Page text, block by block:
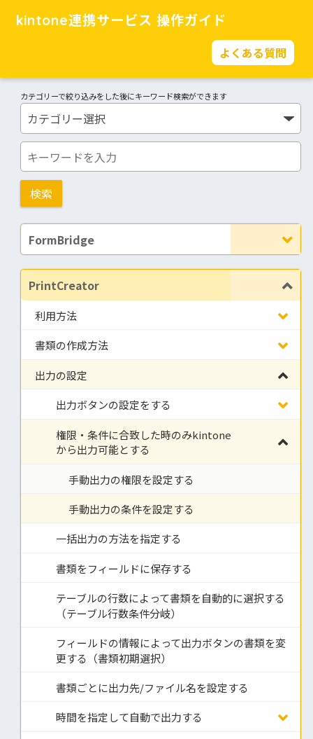
kintone連携サービス 操作ガイド
よくある質問
カテゴリーで絞り込みをした後にキーワード検索ができます
FormBridge
PrintCreator
利用方法
書類の作成方法
出力の設定
出力ボタンの設定をする
権限・条件に合致した時のみkintone
から出力可能とする
手動出力の権限を設定する
手動出力の条件を設定する
一括出力の方法を指定する
書類をフィールドに保存する
テーブルの行数によって書類を自動的に選択する
（テーブル行数条件分岐）
フィールドの情報によって出力ボタンの書類を変
更する（書類初期選択）
書類ごとに出力先/ファイル名を設定する
時間を指定して自動で出力する